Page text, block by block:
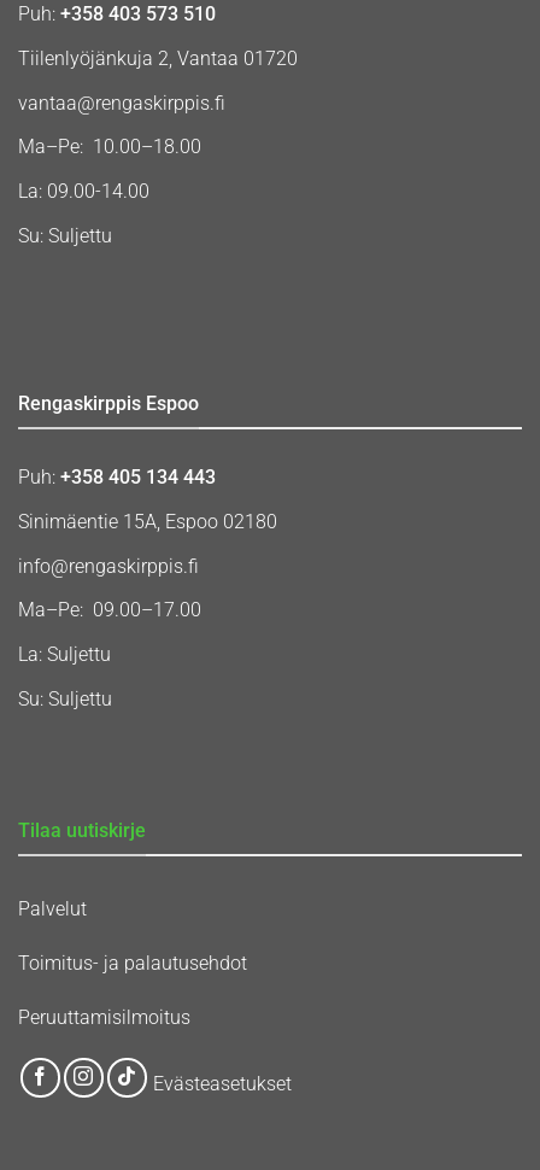
Puh: +358 403 573 510
Tiilenlyöjänkuja 2, Vantaa 01720
vantaa@rengaskirppis.fi
Ma–Pe: 10.00–18.00
La: 09.00-14.00
Su: Suljettu
Rengaskirppis Espoo
Puh: +358 405 134 443
Sinimäentie 15A, Espoo 02180
info@rengaskirppis.fi
Ma–Pe: 09.00–17.00
La: Suljettu
Su: Suljettu
Tilaa uutiskirje
Palvelut
Toimitus- ja palautusehdot
Peruuttamisilmoitus
Evästeasetukset